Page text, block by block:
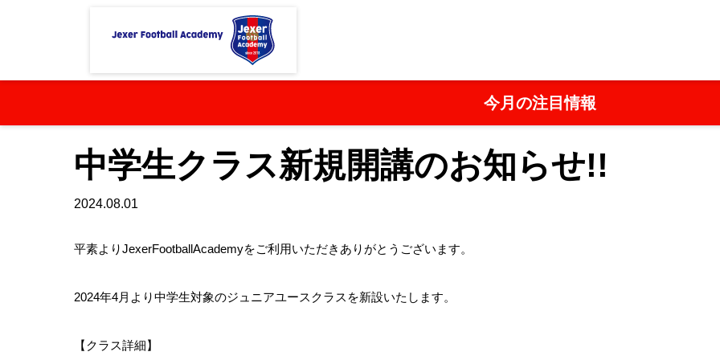
今月の注目情報
お知らせ一覧 中学生クラス新規開講のお知
中学生クラス新規開講のお知らせ!!
2024.08.01
平素よりJexerFootballAcademyをご利用いただきありがとうございます。
2024年4月より中学生対象のジュニアユースクラスを新設いたします。
【クラス詳細】